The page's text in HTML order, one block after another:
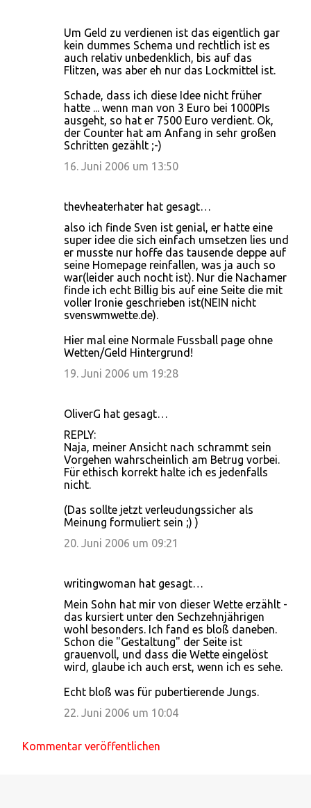
Um Geld zu verdienen ist das eigentlich gar
kein dummes Schema und rechtlich ist es
auch relativ unbedenklich, bis auf das
Flitzen, was aber eh nur das Lockmittel ist.
Schade, dass ich diese Idee nicht früher
hatte ... wenn man von 3 Euro bei 1000PIs
ausgeht, so hat er 7500 Euro verdient. Ok,
der Counter hat am Anfang in sehr großen
Schritten gezählt ;-)
16. Juni 2006 um 13:50
thevheaterhater hat gesagt…
also ich finde Sven ist genial, er hatte eine
super idee die sich einfach umsetzen lies und
er musste nur hoffe das tausende deppe auf
seine Homepage reinfallen, was ja auch so
war(leider auch nocht ist). Nur die Nachamer
finde ich echt Billig bis auf eine Seite die mit
voller Ironie geschrieben ist(NEIN nicht
svenswmwette.de).
Hier mal eine Normale Fussball page ohne
Wetten/Geld Hintergrund!
19. Juni 2006 um 19:28
OliverG hat gesagt…
REPLY:
Naja, meiner Ansicht nach schrammt sein
Vorgehen wahrscheinlich am Betrug vorbei.
Für ethisch korrekt halte ich es jedenfalls
nicht.
(Das sollte jetzt verleudungssicher als
Meinung formuliert sein ;) )
20. Juni 2006 um 09:21
writingwoman hat gesagt…
Mein Sohn hat mir von dieser Wette erzählt -
das kursiert unter den Sechzehnjährigen
wohl besonders. Ich fand es bloß daneben.
Schon die "Gestaltung" der Seite ist
grauenvoll, und dass die Wette eingelöst
wird, glaube ich auch erst, wenn ich es sehe.
Echt bloß was für pubertierende Jungs.
22. Juni 2006 um 10:04
Kommentar veröffentlichen